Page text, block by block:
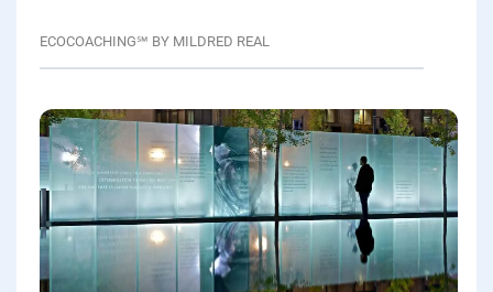
ECOCOACHING℠ BY MILDRED REAL